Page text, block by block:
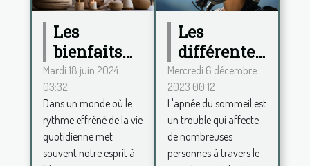
Les
bienfaits
de la
décoration
zen pour
un espace
de vie
Mardi 18 juin 2024
03:32
Dans un monde où le
rythme effréné de la vie
quotidienne met
souvent notre esprit à
Les
différentes
formes
d'apnée du
sommeil
Mercredi 6 décembre
2023 00:12
L'apnée du sommeil est
un trouble qui affecte
de nombreuses
personnes à travers le